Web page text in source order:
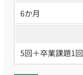
6か月
5回＋卒業課題1回